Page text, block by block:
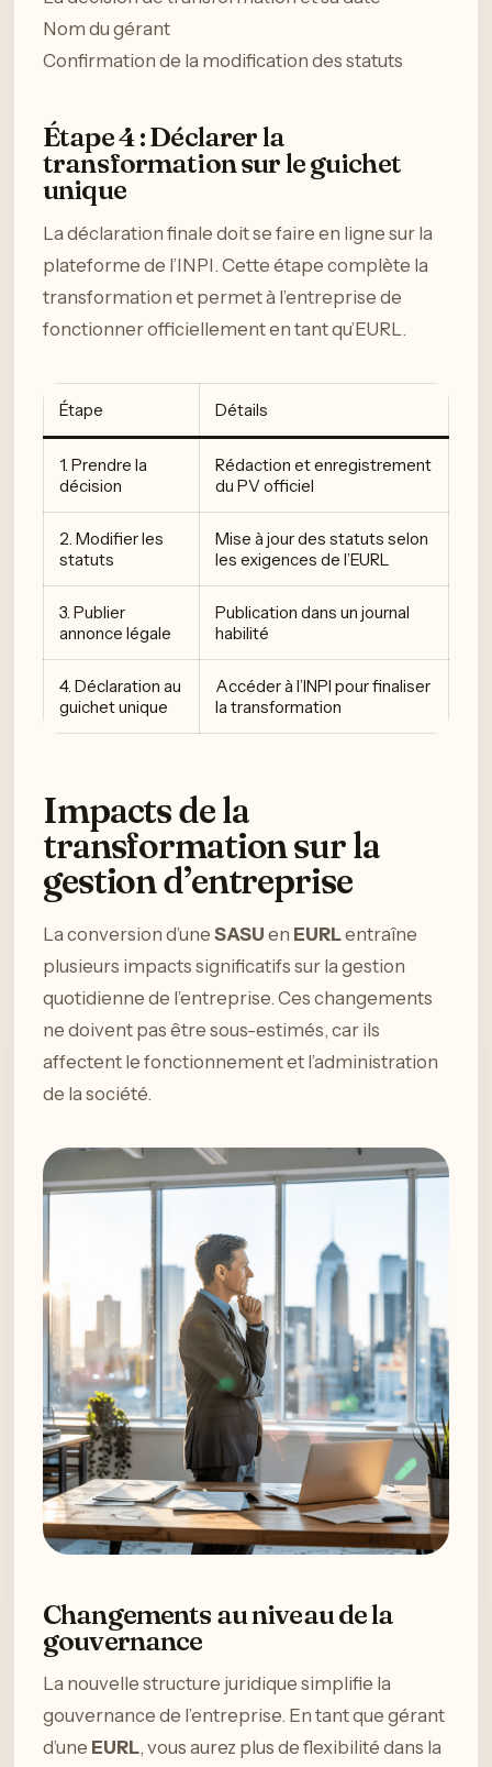
Nom du gérant
Confirmation de la modification des statuts
Étape 4 : Déclarer la
transformation sur le guichet
unique
La déclaration finale doit se faire en ligne sur la
plateforme de l’INPI. Cette étape complète la
transformation et permet à l’entreprise de
fonctionner officiellement en tant qu’EURL.
Étape Détails
1. Prendre la
décision
Rédaction et enregistrement
du PV officiel
2. Modifier les
statuts
Mise à jour des statuts selon
les exigences de l’EURL
3. Publier
annonce légale
Publication dans un journal
habilité
4. Déclaration au
guichet unique
Accéder à l’INPI pour finaliser
la transformation
Impacts de la
transformation sur la
gestion d’entreprise
La conversion d’une SASU en EURLentraîne
plusieurs impacts significatifs sur la gestion
quotidienne de l’entreprise. Ces changements
ne doivent pas être sous-estimés, car ils
affectent le fonctionnement et l’administration
de la société.
Changements au niveau de la
gouvernance
La nouvelle structure juridique simplifie la
gouvernance de l’entreprise. En tant que gérant
d’une EURL, vous aurez plus de flexibilité dans la